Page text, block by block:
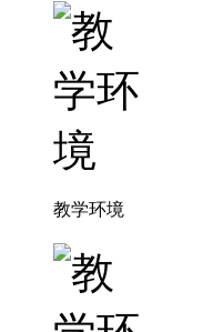
教学环境